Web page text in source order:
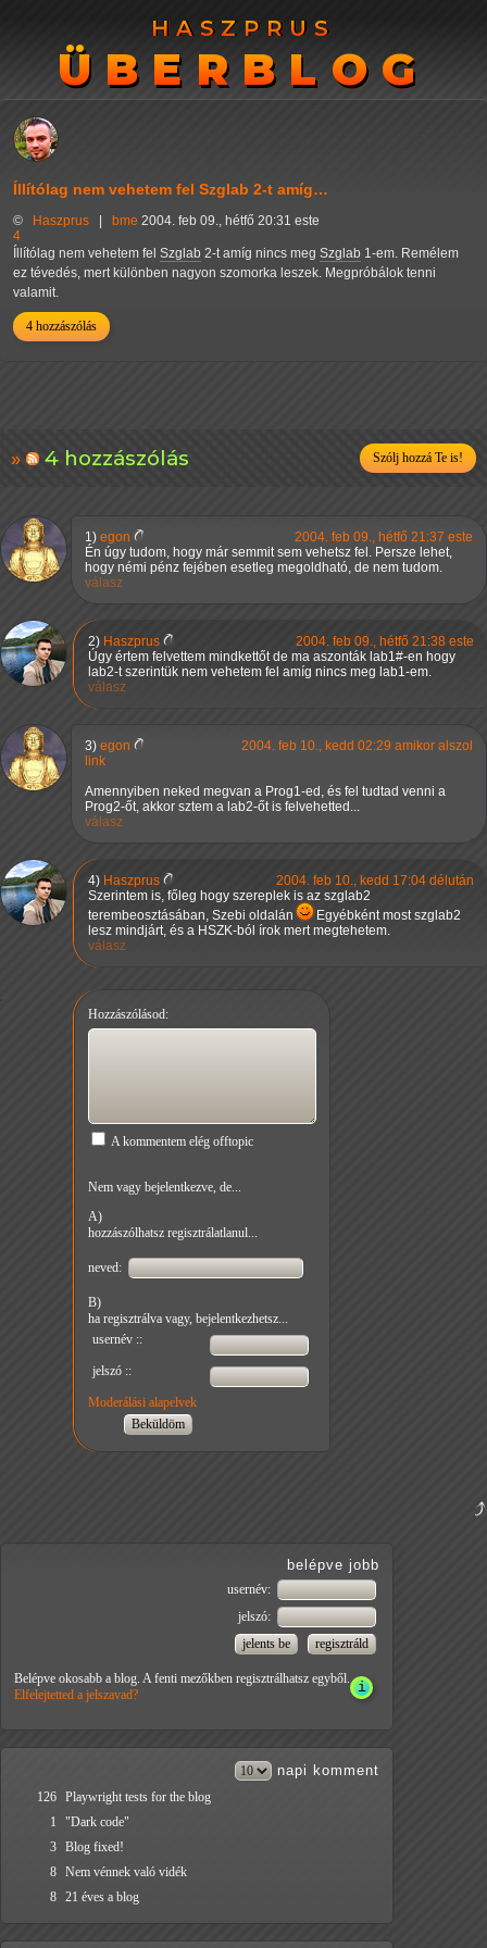
HASZPRUS
ÜBERBLOG
HASZPRUS
ÜBERBLOG
Íllítólag nem vehetem fel Szglab 2-t amíg…
© Haszprus bme 2004. feb 09., hétfő 20:31 este
4
Íllítólag nem vehetem fel Szglab 2-t amíg nincs meg Szglab 1-em. Remélem
ez tévedés, mert különben nagyon szomorka leszek. Megpróbálok tenni
valamit.
4 hozzászólás
4 hozzászólás Szólj hozzá Te is!
1) egon
2004. feb 09., hétfő 21:37 este
Én úgy tudom, hogy már semmit sem vehetsz fel. Persze lehet,
hogy némi pénz fejében esetleg megoldható, de nem tudom.
válasz
2) Haszprus
2004. feb 09., hétfő 21:38 este
Úgy értem felvettem mindkettőt de ma aszonták lab1#-en hogy
lab2-t szerintük nem vehetem fel amíg nincs meg lab1-em.
válasz
3) egon
2004. feb 10., kedd 02:29 amikor alszol
link
Amennyiben neked megvan a Prog1-ed, és fel tudtad venni a
Prog2-őt, akkor sztem a lab2-őt is felvehetted...
válasz
4) Haszprus
2004. feb 10., kedd 17:04 délután
Szerintem is, főleg hogy szereplek is az szglab2
terembeosztásában, Szebi oldalán
Egyébként most szglab2
lesz mindjárt, és a HSZK-ból írok mert megtehetem.
válasz
Hozzászólásod:
A kommentem elég offtopic
Nem vagy bejelentkezve, de...
A)
hozzászólhatsz regisztrálatlanul...
neved:
B)
ha regisztrálva vagy, bejelentkezhetsz...
usernév ::
jelszó ::
Moderálási alapelvek
belépve jobb
usernév:
jelszó:
Belépve okosabb a blog. A fenti mezőkben regisztrálhatsz egyből.
Elfelejtetted a jelszavad?
napi komment
126 Playwright tests for the blog
1
"Dark code"
3 Blog fixed!
8 Nem vénnek való vidék
8 21 éves a blog